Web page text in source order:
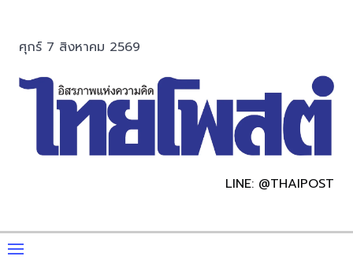
ศุกร์ 7 สิงหาคม 2569
LINE: @THAIPOST